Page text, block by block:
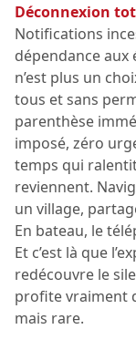
Déconnexion
Notifications
dépendance
n’est plus un
tous et sans
parenthèse
imposé, zéro
temps qui
reviennent.
un village,
En bateau, le
Et c’est là que
redécouvre le
profite vraiment
mais rare.